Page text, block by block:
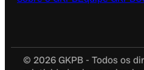
© 2026 GKPB - Todos os